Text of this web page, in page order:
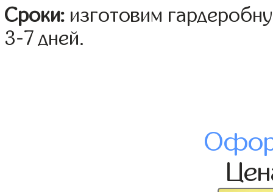
Сроки: изготовим
3-7 дней.